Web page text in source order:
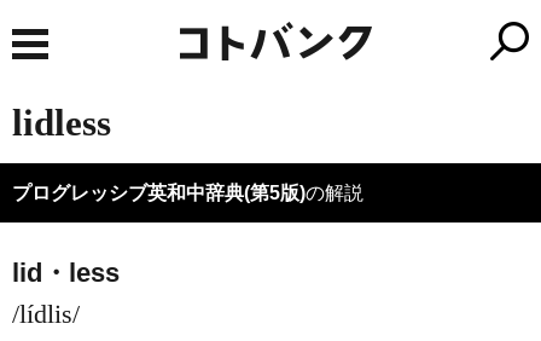
lidless
プログレッシブ英和中辞典(第5版)の解説
lid・less
/lídlis/